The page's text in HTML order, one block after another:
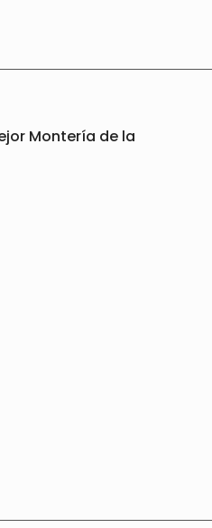
Montería de la